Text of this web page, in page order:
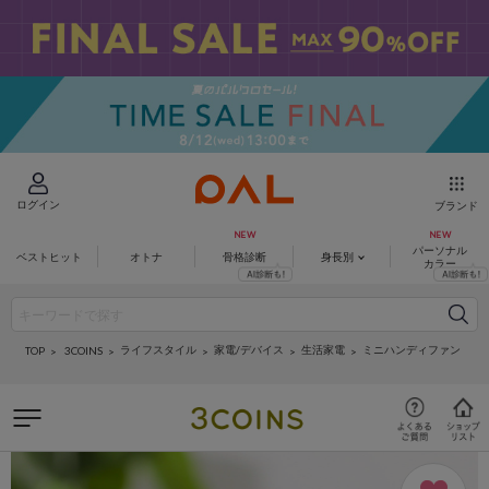
ログイン ブランド
ベストヒット オトナ 骨格診断 身長別
パーソナル
カラー
TOP 3COINS ライフスタイル 家電/デバイス 生活家電 ミニハンディファン